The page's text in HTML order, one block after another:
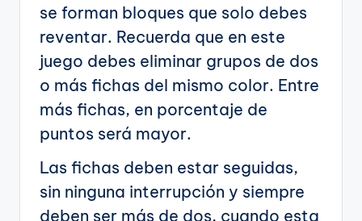
se forman bloques que solo debes
reventar. Recuerda que en este
juego debes eliminar grupos de dos
o más fichas del mismo color. Entre
más fichas, en porcentaje de
puntos será mayor.
Las fichas deben estar seguidas,
sin ninguna interrupción y siempre
deben ser más de dos, cuando esta